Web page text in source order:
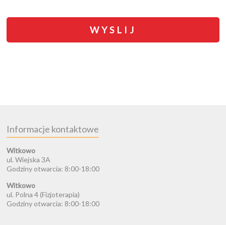
Informacje kontaktowe
Witkowo
ul. Wiejska 3A
Godziny otwarcia: 8:00-18:00
Witkowo
ul. Polna 4 (Fizjoterapia)
Godziny otwarcia: 8:00-18:00